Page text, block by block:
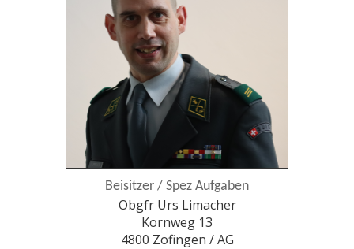
Beisitzer / Spez Aufgaben
Obgfr Urs Limacher
Kornweg 13
4800 Zofingen / AG